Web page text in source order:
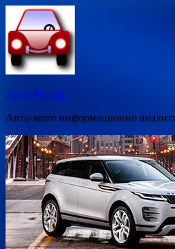
Перейти
содержимому
Авто-Разбор.
Авто-мото информационно